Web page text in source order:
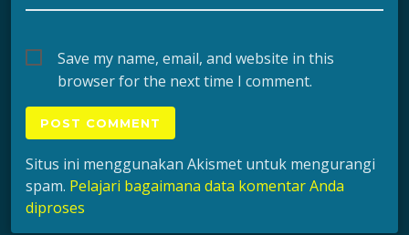
Save my name, email, and website in this
browser for the next time I comment.
Situs ini menggunakan Akismet untuk mengurangi
spam. Pelajari bagaimana data komentar Anda
diproses